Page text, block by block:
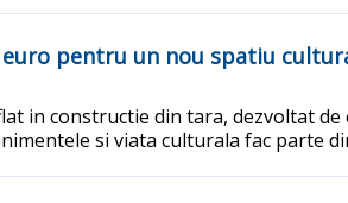
euro pentru un nou spatiu
in constructie din tara, dezvoltat
si viata culturala fac parte